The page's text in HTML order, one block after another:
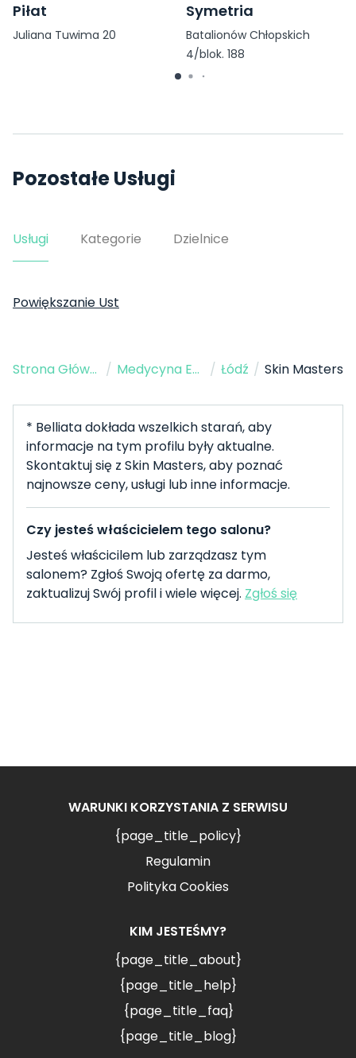
Piłat
Juliana Tuwima 20
Symetria
Batalionów Chłopskich
4/blok. 188
Pozostałe Usługi
Usługi Kategorie Dzielnice
Powiększanie Ust
Strona Główna / Medycyna Estetyczna / Łódź / Skin Masters
* Belliata dokłada wszelkich starań, aby
informacje na tym profilu były aktualne.
Skontaktuj się z Skin Masters, aby poznać
najnowsze ceny, usługi lub inne informacje.
Czy jesteś właścicielem tego salonu?
Jesteś właścicilem lub zarządzasz tym
salonem? Zgłoś Swoją ofertę za darmo,
zaktualizuj Swój profil i wiele więcej. Zgłoś się
WARUNKI KORZYSTANIA Z SERWISU
{page_title_policy}
Regulamin
Polityka Cookies
KIM JESTEŚMY?
{page_title_about}
{page_title_help}
{page_title_faq}
{page_title_blog}